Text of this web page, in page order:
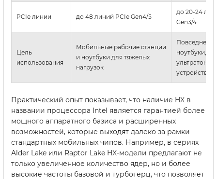
PCIe линии до 48 линий PCIe Gen4/5
до 20-24
Gen3/4
Цель
использования
Мобильные рабочие станции
и ноутбуки для тяжелых
нагрузок
ноутбуки,
устройства
Практический опыт показывает, что наличие HX в
названии процессора Intel является гарантией более
мощного аппаратного базиса и расширенных
возможностей, которые выходят далеко за рамки
стандартных мобильных чипов. Например, в сериях
Alder Lake или Raptor Lake HX-модели предлагают не
только увеличенное количество ядер, но и более
высокие частоты базовой и турбогерц, что позволяет